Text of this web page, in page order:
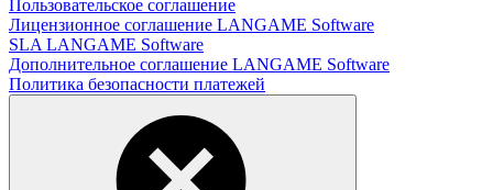
Пользовательское соглашение
Лицензионное соглашение LANGAME Software
SLA LANGAME Software
Дополнительное соглашение LANGAME Software
Политика безопасности платежей